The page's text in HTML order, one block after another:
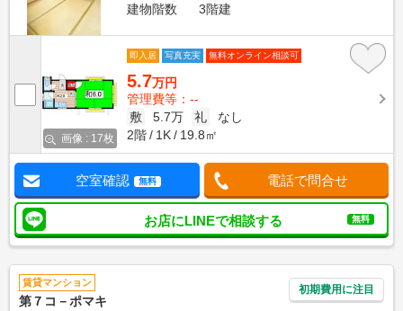
建物階数
3階建
画像 : 17枚
即入居 写真充実 無料オンライン相談可
5.7万円
管理費等：--
敷
5.7万 礼
なし
2階
1K 19.8㎡
空室確認 無料 電話で問合せ
お店にLINEで相談する 無料
賃貸マンション
第７コ－ポマキ
初期費用に注目